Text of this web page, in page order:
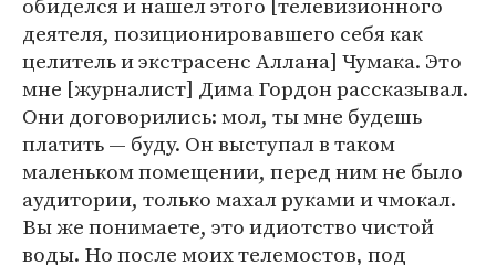
деятеля, позиционировавшего себя как
целитель и экстрасенс Аллана] Чумака. Это
мне [журналист] Дима Гордон рассказывал.
Они договорились: мол, ты мне будешь
платить — буду. Он выступал в таком
маленьком помещении, перед ним не было
аудитории, только махал руками и чмокал.
Вы же понимаете, это идиотство чистой
воды. Но после моих телемостов, под